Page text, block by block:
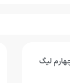
لیگ